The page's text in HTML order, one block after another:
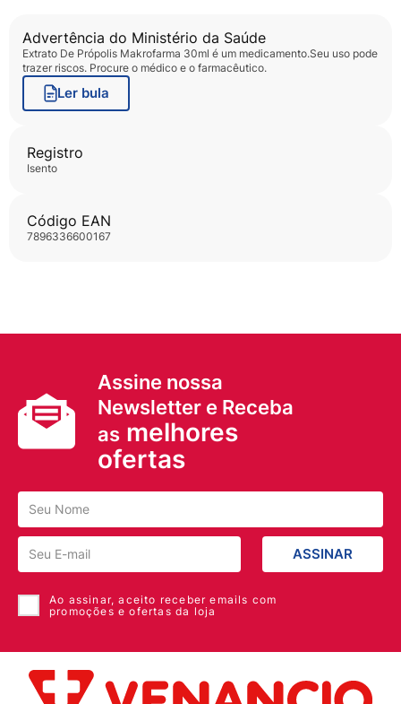
Advertência do Ministério da Saúde
Extrato De Própolis Makrofarma 30ml é um medicamento.Seu uso pode
trazer riscos. Procure o médico e o farmacêutico.
Ler bula
Registro
isento
Código EAN
7896336600167
Assine nossa
Newsletter e Receba
as melhores
ofertas
ASSINAR
Ao assinar, aceito receber emails com
promoções e ofertas da loja